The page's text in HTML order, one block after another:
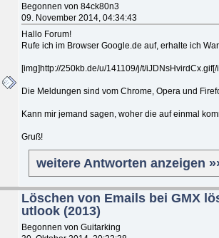
Begonnen von 84ck80n3
09. November 2014, 04:34:43
Hallo Forum!
Rufe ich im Browser Google.de auf, erhalte ich
[img]http://250kb.de/u/141109/j/t/iJDNsHvirdCx.gif[/
Die Meldungen sind vom Chrome, Opera und
Kann mir jemand sagen, woher die auf einmal
Gruß!
weitere Antworten anzeigen
Löschen von Emails bei GMX
utlook (2013)
Begonnen von Guitarking